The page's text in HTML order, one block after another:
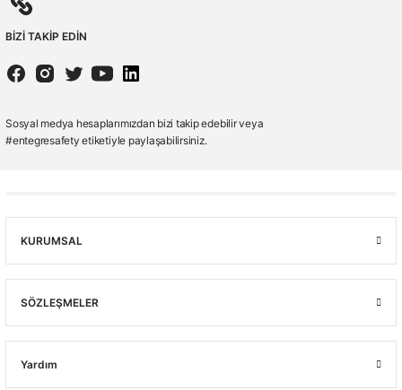
BİZİ TAKİP EDİN
Sosyal medya hesaplarımızdan bizi takip edebilir veya
#entegresafety etiketiyle paylaşabilirsiniz.
KURUMSAL
SÖZLEŞMELER
Yardım